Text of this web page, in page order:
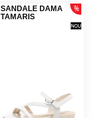
SANDALE DAMA
TAMARIS